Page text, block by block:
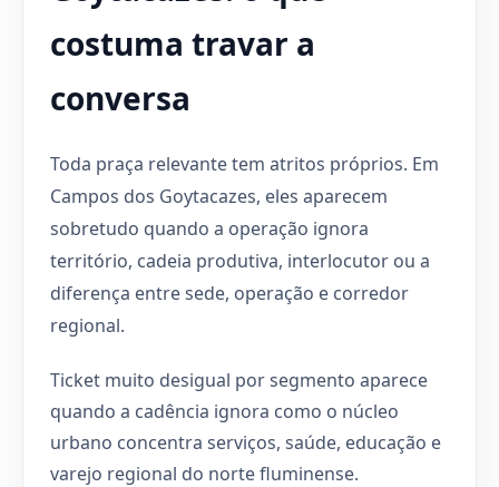
costuma travar a
conversa
Toda praça relevante tem atritos próprios. Em
Campos dos Goytacazes, eles aparecem
sobretudo quando a operação ignora
território, cadeia produtiva, interlocutor ou a
diferença entre sede, operação e corredor
regional.
Ticket muito desigual por segmento aparece
quando a cadência ignora como o núcleo
urbano concentra serviços, saúde, educação e
varejo regional do norte fluminense.